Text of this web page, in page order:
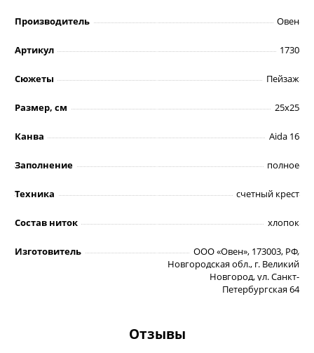
Производитель Овен
Артикул 1730
Сюжеты Пейзаж
Размер, см 25х25
Канва Aida 16
Заполнение полное
Техника счетный крест
Состав ниток хлопок
Изготовитель
ООО «Овен», 173003, РФ,
Новгородская обл., г. Великий
Новгород, ул. Санкт-
Петербургская 64
Отзывы